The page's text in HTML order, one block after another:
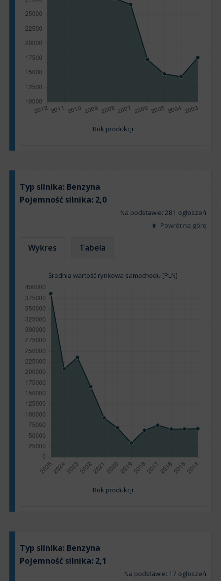
Rok produkcji
Typ silnika: Benzyna
Pojemność silnika: 2,0
Na podstawie: 281 ogłoszeń
Powrót na górę
Wykres Tabela
Średnia wartość rynkowa samochodu [PLN]
Rok produkcji
Typ silnika: Benzyna
Pojemność silnika: 2,1
Na podstawie: 17 ogłoszeń